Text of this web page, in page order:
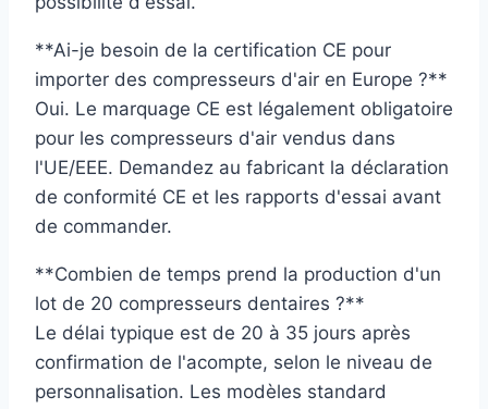
**Ai-je besoin de la certification CE pour
importer des compresseurs d'air en Europe ?**
Oui. Le marquage CE est légalement obligatoire
pour les compresseurs d'air vendus dans
l'UE/EEE. Demandez au fabricant la déclaration
de conformité CE et les rapports d'essai avant
de commander.
**Combien de temps prend la production d'un
lot de 20 compresseurs dentaires ?**
Le délai typique est de 20 à 35 jours après
confirmation de l'acompte, selon le niveau de
personnalisation. Les modèles standard